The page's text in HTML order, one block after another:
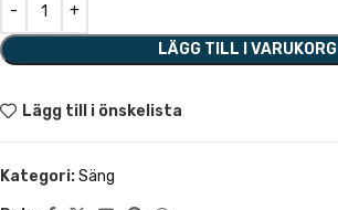
LÄGG TILL I VARUKORG
Lägg till i önskelista
Kategori:Säng